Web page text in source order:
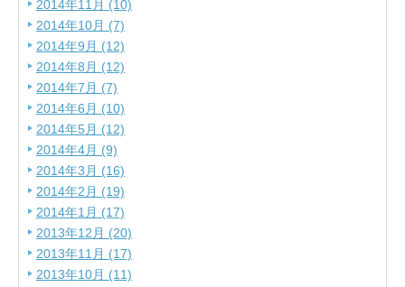
2014年11月 (10)
2014年10月 (7)
2014年9月 (12)
2014年8月 (12)
2014年7月 (7)
2014年6月 (10)
2014年5月 (12)
2014年4月 (9)
2014年3月 (16)
2014年2月 (19)
2014年1月 (17)
2013年12月 (20)
2013年11月 (17)
2013年10月 (11)